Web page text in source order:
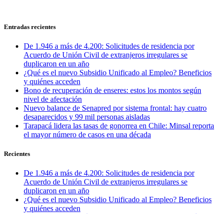
Entradas recientes
De 1.946 a más de 4.200: Solicitudes de residencia por
Acuerdo de Unión Civil de extranjeros irregulares se
duplicaron en un año
¿Qué es el nuevo Subsidio Unificado al Empleo? Beneficios
y quiénes acceden
Bono de recuperación de enseres: estos los montos según
nivel de afectación
Nuevo balance de Senapred por sistema frontal: hay cuatro
desaparecidos y 99 mil personas aisladas
Tarapacá lidera las tasas de gonorrea en Chile: Minsal reporta
el mayor número de casos en una década
Recientes
De 1.946 a más de 4.200: Solicitudes de residencia por
Acuerdo de Unión Civil de extranjeros irregulares se
duplicaron en un año
¿Qué es el nuevo Subsidio Unificado al Empleo? Beneficios
y quiénes acceden